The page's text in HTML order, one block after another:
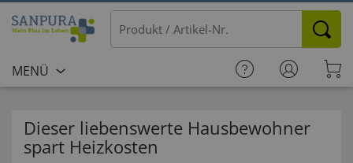
MENÜ
Dieser liebenswerte Hausbewohner
spart Heizkosten